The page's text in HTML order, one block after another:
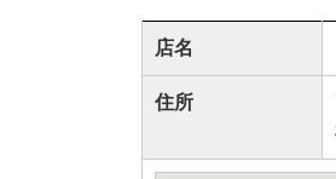
店名
住所